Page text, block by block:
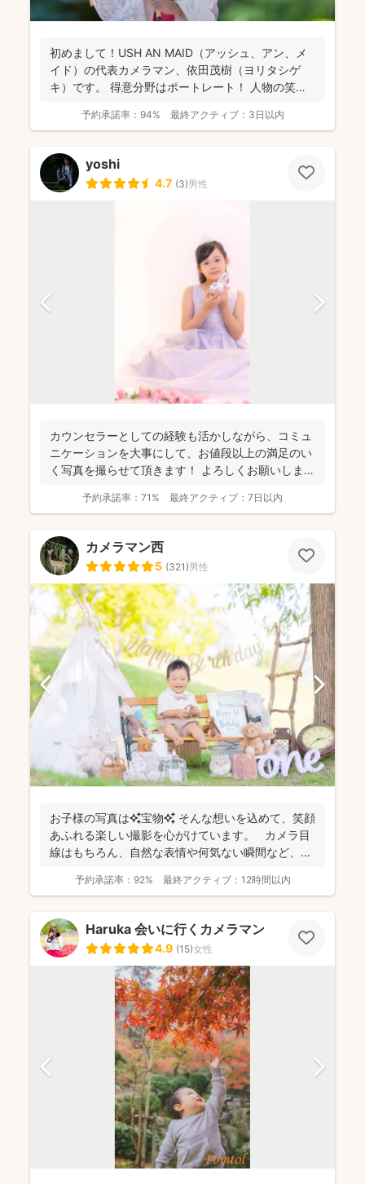
初めまして！USH AN MAID（アッシュ、アン、メ
イド）の代表カメラマン、依田茂樹（ヨリタシゲ
キ）です。 得意分野はポートレート！ 人物の笑顔
予約承諾率： 94% 最終アクティブ： 3日以内
yoshi
4.7 (3)男性
カウンセラーとしての経験も活かしながら、コミュ
ニケーションを大事にして、お値段以上の満足のい
く写真を撮らせて頂きます！ よろしくお願いします
予約承諾率： 71% 最終アクティブ： 7日以内
カメラマン西
5 (321)男性
お子様の写真は✨宝物✨ そんな想いを込めて、笑顔
あふれる楽しい撮影を心がけています。 カメラ目
線はもちろん、自然な表情や何気ない瞬間など、ご
予約承諾率： 92% 最終アクティブ： 12時間以内
Haruka 会いに行くカメラマン
4.9 (15)女性